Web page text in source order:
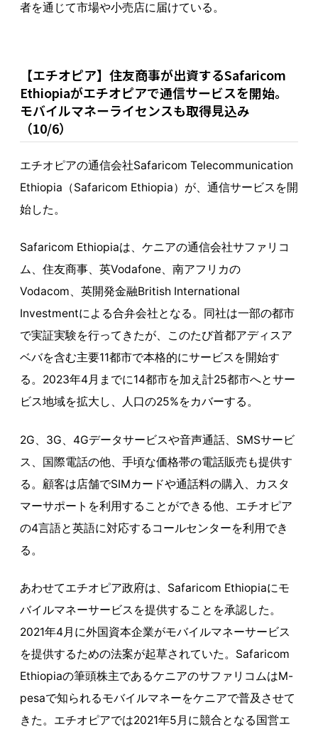
者を通じて市場や小売店に届けている。
【エチオピア】住友商事が出資するSafaricom
Ethiopiaがエチオピアで通信サービスを開始。
モバイルマネーライセンスも取得見込み
（10/6）
エチオピアの通信会社Safaricom Telecommunication
Ethiopia（Safaricom Ethiopia）が、通信サービスを開
始した。
Safaricom Ethiopiaは、ケニアの通信会社サファリコ
ム、住友商事、英Vodafone、南アフリカの
Vodacom、英開発金融British International
Investmentによる合弁会社となる。同社は一部の都市
で実証実験を行ってきたが、このたび首都アディスア
ベバを含む主要11都市で本格的にサービスを開始す
る。2023年4月までに14都市を加え計25都市へとサー
ビス地域を拡大し、人口の25%をカバーする。
2G、3G、4Gデータサービスや音声通話、SMSサービ
ス、国際電話の他、手頃な価格帯の電話販売も提供す
る。顧客は店舗でSIMカードや通話料の購入、カスタ
マーサポートを利用することができる他、エチオピア
の4言語と英語に対応するコールセンターを利用でき
る。
あわせてエチオピア政府は、Safaricom Ethiopiaにモ
バイルマネーサービスを提供することを承認した。
2021年4月に外国資本企業がモバイルマネーサービス
を提供するための法案が起草されていた。Safaricom
Ethiopiaの筆頭株主であるケニアのサファリコムはM-
pesaで知られるモバイルマネーをケニアで普及させて
きた。エチオピアでは2021年5月に競合となる国営エ